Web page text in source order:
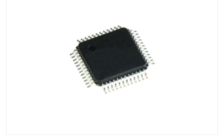
FT32F
FT61F
FT64F